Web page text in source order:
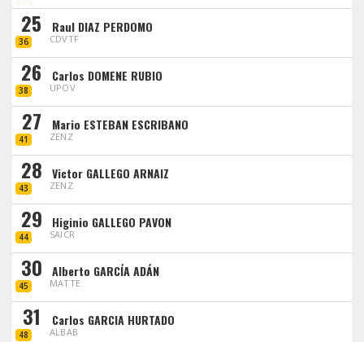
25
36
Raul DIAZ PERDOMO
CDVTF
26
38
Carlos DOMENE RUBIO
UPOV
27
41
Mario ESTEBAN ESCRIBANO
ZENZ
28
43
Victor GALLEGO ARNAIZ
ZENZ
29
44
Higinio GALLEGO PAVON
SAICR
30
45
Alberto GARCÍA ADÁN
MATTE
31
48
Carlos GARCIA HURTADO
ALBAB